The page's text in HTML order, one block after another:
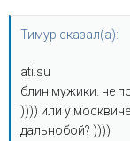
Тимур сказал(а):
ati.su
блин мужики. не
)))) или у
дальнобой? ))))